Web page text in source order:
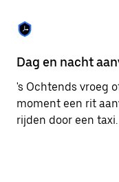
Dag en nacht
's Ochtends vroeg
moment een rit
rijden door een taxi.